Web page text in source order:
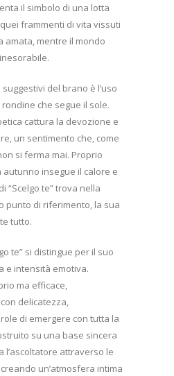
il simbolo di una lotta
frammenti di vita vissuti
amata, mentre il mondo
del brano è l’uso
che segue il sole.
cattura la devozione e
un sentimento che, come
si ferma mai. Proprio
insegue il calore e
“Scelgo te” trova nella
punto di riferimento, la sua
tutto.
te” si distingue per il suo
e intensità emotiva.
ma efficace,
delicatezza,
di emergere con tutta la
su una base sincera
l’ascoltatore attraverso le
un’atmosfera intima